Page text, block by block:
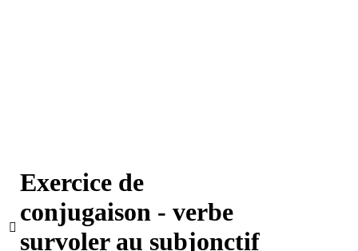

Exercice de
conjugaison - verbe
survoler au subjonctif